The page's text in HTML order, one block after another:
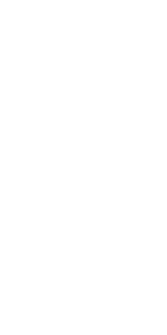
งน้ำแข็ง 4. ตัวเครื่องทั้งหมดทำจา